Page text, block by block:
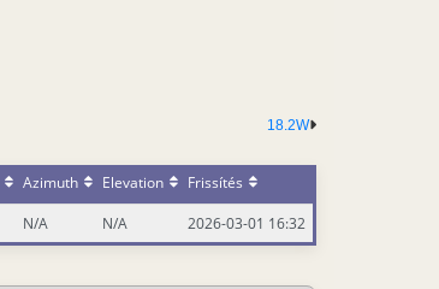
18.2W
Azimuth Elevation
Frissítés
N/A N/A 2026-03-01 16:32